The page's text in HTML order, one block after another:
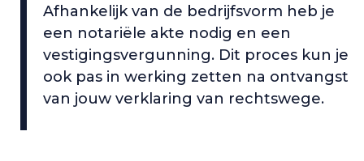
Afhankelijk van de bedrijfsvorm heb je
een notariële akte nodig en een
vestigingsvergunning. Dit proces kun je
ook pas in werking zetten na ontvangst
van jouw verklaring van rechtswege.